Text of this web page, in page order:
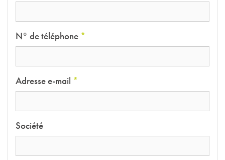
N° de téléphone *
Adresse e-mail *
Société